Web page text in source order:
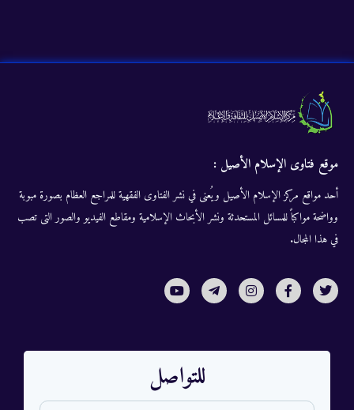
موقع فتاوى الإسلام الأصيل :
أحد مواقع مركز الإسلام الأصيل ويُعنى في نشر الفتاوى الفقهية للمراجع العظام بصورة مبوبة
وواضحة مواكباً للمسائل المستحدثة ونشر الأبحاث الإسلامية ومقاطع الفيديو والصور التى تصب
في هذا المجال.
للتواصل